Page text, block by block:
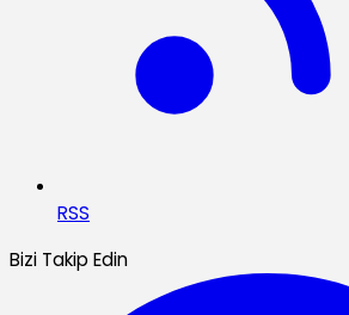
RSS
Bizi Takip Edin